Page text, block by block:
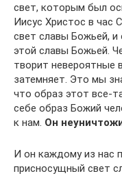
свет, которым был
Иисус Христос в час
свет славы Божьей, и
этой славы Божьей.
творит невероятные
затемняет. Это мы
что образ этот все-
себе образ Божий
к нам. Он
И он каждому из нас
присносущный свет